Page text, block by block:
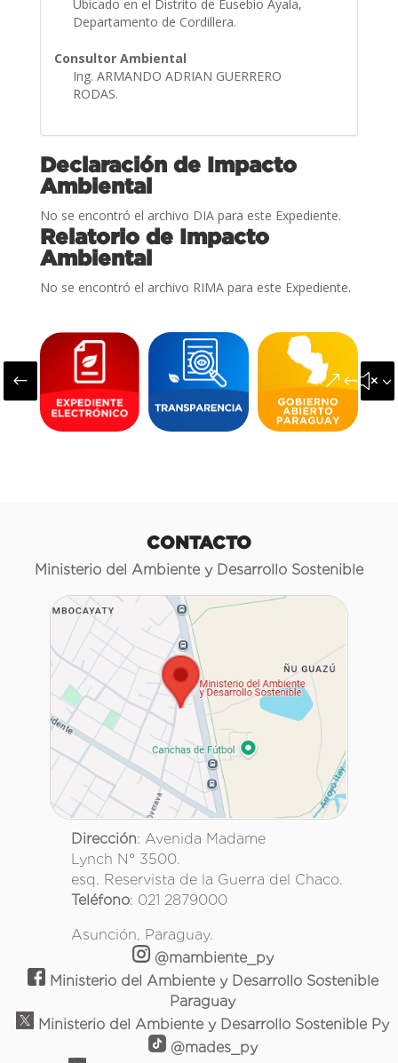
Ubicado en el Distrito de Eusebio Ayala,
Departamento de Cordillera.
Consultor Ambiental
Ing. ARMANDO ADRIAN GUERRERO
RODAS.
Declaración de Impacto
Ambiental
No se encontró el archivo DIA para este Expediente.
Relatorio de Impacto
Ambiental
No se encontró el archivo RIMA para este Expediente.
#
CONTACTO
Ministerio del Ambiente y Desarrollo Sostenible
Dirección: Avenida Madame
Lynch N° 3500.
esq. Reservista de la Guerra del Chaco.
Teléfono: 021 2879000
Asunción, Paraguay.
@mambiente_py
Ministerio del Ambiente y Desarrollo Sostenible
Paraguay
Ministerio del Ambiente y Desarrollo Sostenible Py
@mades_py